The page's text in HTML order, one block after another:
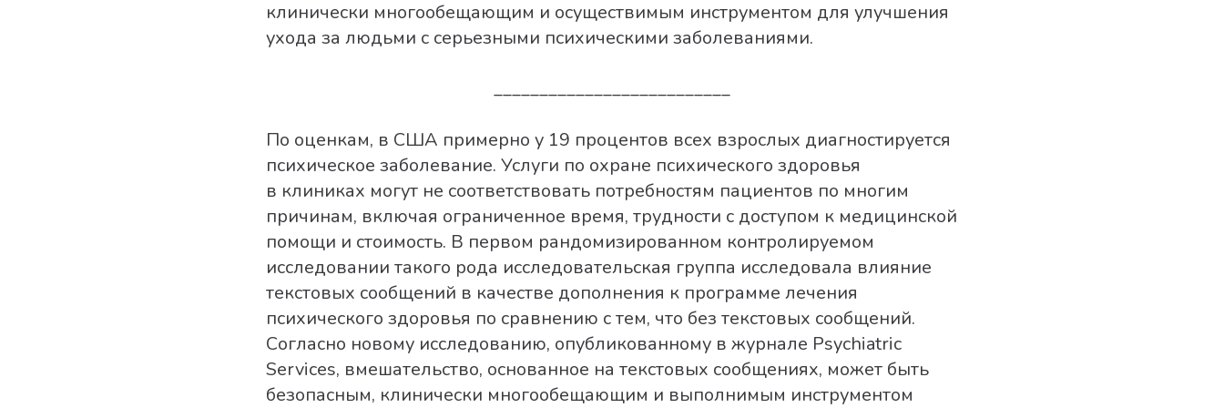
клинически многообещающим и осуществимым инструментом для улучшения
ухода за людьми с серьезными психическими заболеваниями.
__________________________
По оценкам, в США примерно у 19 процентов всех взрослых диагностируется
психическое заболевание. Услуги по охране психического здоровья
в клиниках могут не соответствовать потребностям пациентов по многим
причинам, включая ограниченное время, трудности с доступом к медицинской
помощи и стоимость. В первом рандомизированном контролируемом
исследовании такого рода исследовательская группа исследовала влияние
текстовых сообщений в качестве дополнения к программе лечения
психического здоровья по сравнению с тем, что без текстовых сообщений.
Согласно новому исследованию, опубликованному в журнале Psychiatric
Services, вмешательство, основанное на текстовых сообщениях, может быть
безопасным, клинически многообещающим и выполнимым инструментом